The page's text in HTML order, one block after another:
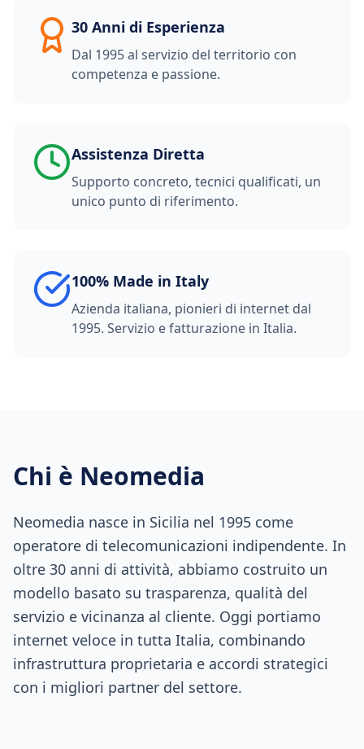
30 Anni di Esperienza
Dal 1995 al servizio del territorio con
competenza e passione.
Assistenza Diretta
Supporto concreto, tecnici qualificati, un
unico punto di riferimento.
100% Made in Italy
Azienda italiana, pionieri di internet dal
1995. Servizio e fatturazione in Italia.
Chi è Neomedia
Neomedia nasce in Sicilia nel 1995 come
operatore di telecomunicazioni indipendente. In
oltre 30 anni di attività, abbiamo costruito un
modello basato su trasparenza, qualità del
servizio e vicinanza al cliente. Oggi portiamo
internet veloce in tutta Italia, combinando
infrastruttura proprietaria e accordi strategici
con i migliori partner del settore.